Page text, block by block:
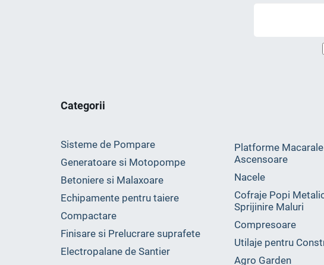
Categorii
Sisteme de Pompare
Generatoare si Motopompe
Betoniere si Malaxoare
Echipamente pentru taiere
Compactare
Finisare si Prelucrare suprafete
Electropalane de Santier
Platforme
Ascensoare
Nacele
Cofraje Popi
Sprijinire Maluri
Compresoare
Utilaje pentru
Agro Garden